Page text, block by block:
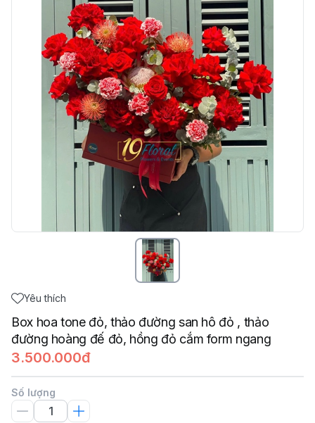
Yêu thích
Box hoa tone đỏ, thảo đường san hô đỏ , thảo
đường hoàng đế đỏ, hồng đỏ cắm form ngang
3.500.000đ
Số lượng